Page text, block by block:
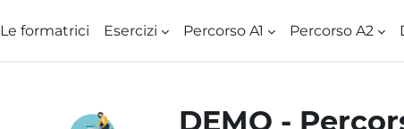
Le formatrici Esercizi Percorso A1 Percorso A2
DEMO -